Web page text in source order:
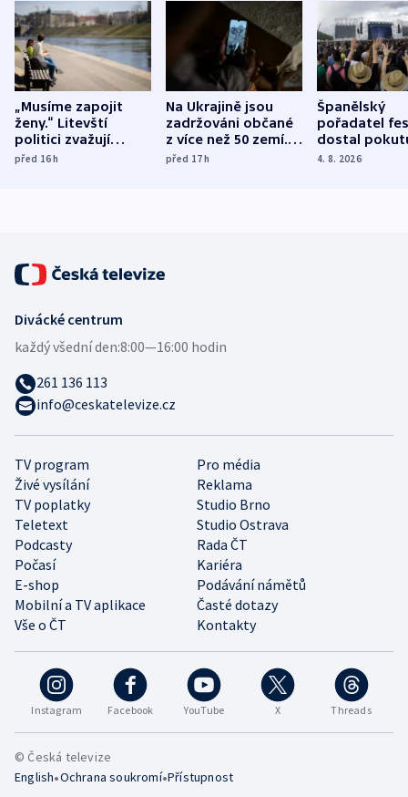
„Musíme zapojit
ženy.“ Litevští
politici zvažují
dohodu o
před 16h
Na Ukrajině jsou
zadržováni občané
z více než 50 zemí.
Bojovali na straně
před 17h
Španělský
pořadatel
dostal
nekalé
4. 8. 2026
Instagram Facebook YouTube X Threads
TV program
Pro média
Živé vysílání
Reklama
TV poplatky
Studio Brno
Teletext
Studio Ostrava
Podcasty
Rada ČT
Počasí
Kariéra
E-shop
Podávání námětů
Mobilní a TV aplikace
Časté dotazy
Vše o ČT
Kontakty
Divácké centrum
každý všední den:8:00—16:00 hodin
261 136 113
info@ceskatelevize.cz
© Česká televize
English•Ochrana soukromí•Přístupnost